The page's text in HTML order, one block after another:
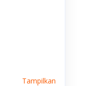
Tampilkan